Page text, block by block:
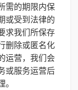
需的期限内保
或受到法律的
求我们所保存
删除或匿名化
运营，我们会
或服务运营后